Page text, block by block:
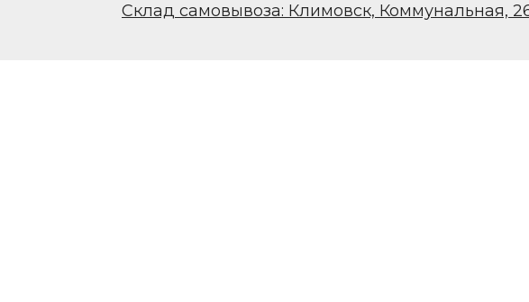
Склад самовывоза: Климовск, Коммунальная,